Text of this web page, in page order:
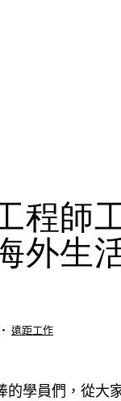
程師
外生
· 遠距工作
學員們，從大